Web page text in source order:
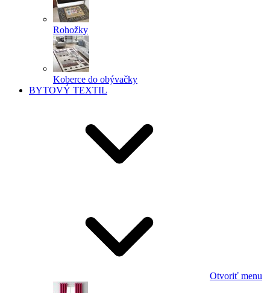
Rohožky
Koberce do obývačky
BYTOVÝ TEXTIL
Otvoriť menu